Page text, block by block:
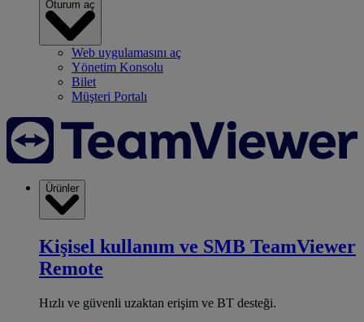
Oturum aç
Web uygulamasını aç
Yönetim Konsolu
Bilet
Müşteri Portalı
Ürünler
Kişisel kullanım ve SMB TeamViewer
Remote
Hızlı ve güvenli uzaktan erişim ve BT desteği.